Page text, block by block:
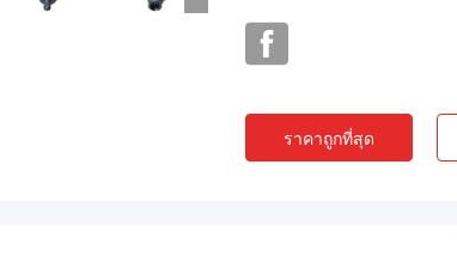
ราคาถูกที่สุด